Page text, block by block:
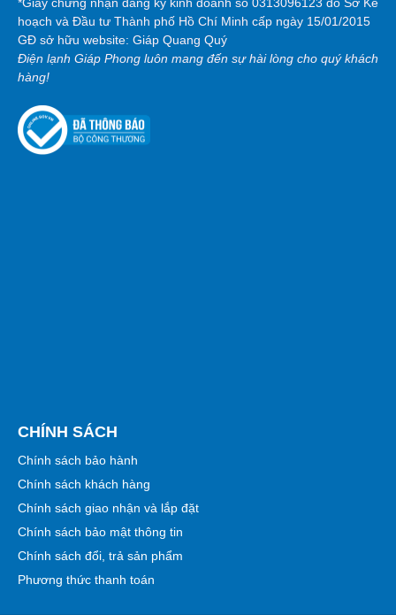
hoạch và Đầu tư Thành phố Hồ Chí Minh cấp ngày 15/01/2015
GĐ sở hữu website: Giáp Quang Quý
Điện lạnh Giáp Phong luôn mang đến sự hài lòng cho quý khách
hàng!
CHÍNH SÁCH
Chính sách bảo hành
Chính sách khách hàng
Chính sách giao nhận và lắp đặt
Chính sách bảo mật thông tin
Chính sách đổi, trả sản phẩm
Phương thức thanh toán